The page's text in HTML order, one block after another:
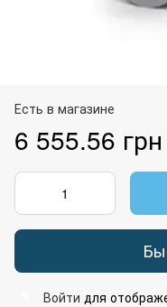
Есть в магазине
6 555.56 грн
Войти для